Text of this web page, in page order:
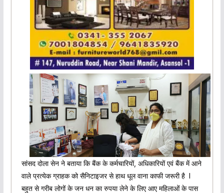
सांसद दोला सेन ने बताया कि बैंक के कर्मचारियों, अधिकारियों एवं बैंक में आने
वाले प्रत्येक ग्राहक को सैनिटाइजर से हाथ धूल वाना काफी जरूरी है l
बहुत से गरीब लोगों के जन धन का रुपया लेने के लिए आए महिलाओं के पास